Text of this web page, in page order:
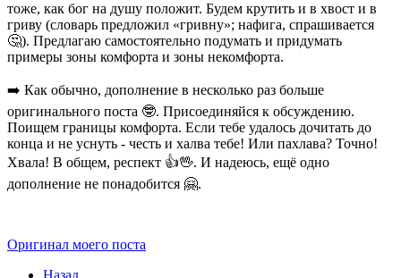
тоже, как бог на душу положит. Будем крутить и в хвост и в
гриву (словарь предложил «гривну»; нафига, спрашивается
🤔). Предлагаю самостоятельно подумать и придумать
примеры зоны комфорта и зоны некомфорта.
➡️ Как обычно, дополнение в несколько раз больше
оригинального поста 🤓. Присоединяйся к обсуждению.
Поищем границы комфорта. Если тебе удалось дочитать до
конца и не уснуть - честь и халва тебе! Или пахлава? Точно!
Хвала! В общем, респект 👍🖖. И надеюсь, ещё одно
дополнение не понадобится 🤗.
Оригинал моего поста
Назад